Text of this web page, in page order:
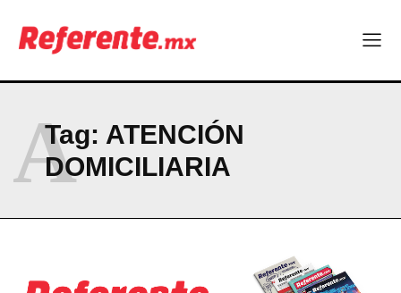
Company
PRIVACY POLICY
NEWSLETTER
Tag: ATENCIÓN
DOMICILIARIA
A